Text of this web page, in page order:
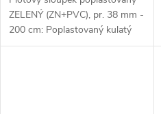
ZELENÝ (ZN+PVC), pr. 38 mm -
200 cm: Poplastovaný kulatý
plotový sloupek průměru 38